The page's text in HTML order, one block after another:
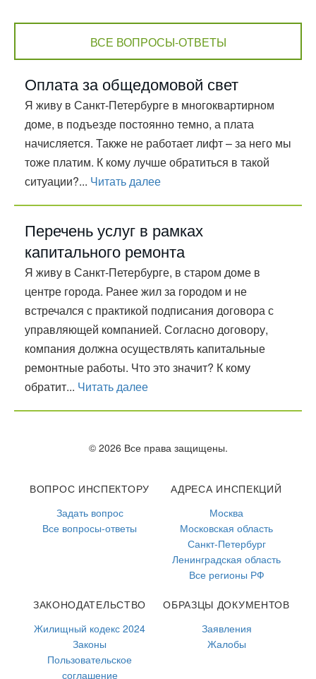
ВСЕ ВОПРОСЫ-ОТВЕТЫ
Оплата за общедомовой свет
Я живу в Санкт-Петербурге в многоквартирном
доме, в подъезде постоянно темно, а плата
начисляется. Также не работает лифт – за него мы
тоже платим. К кому лучше обратиться в такой
ситуации?... Читать далее
Перечень услуг в рамках
капитального ремонта
Я живу в Санкт-Петербурге, в старом доме в
центре города. Ранее жил за городом и не
встречался с практикой подписания договора с
управляющей компанией. Согласно договору,
компания должна осуществлять капитальные
ремонтные работы. Что это значит? К кому
обратит... Читать далее
© 2026 Все права защищены.
ВОПРОС ИНСПЕКТОРУ
Задать вопрос
Все вопросы-ответы
АДРЕСА ИНСПЕКЦИЙ
Москва
Московская область
Санкт-Петербург
Ленинградская область
Все регионы РФ
ЗАКОНОДАТЕЛЬСТВО
Жилищный кодекс 2024
Законы
Пользовательское
соглашение
ОБРАЗЦЫ ДОКУМЕНТОВ
Заявления
Жалобы